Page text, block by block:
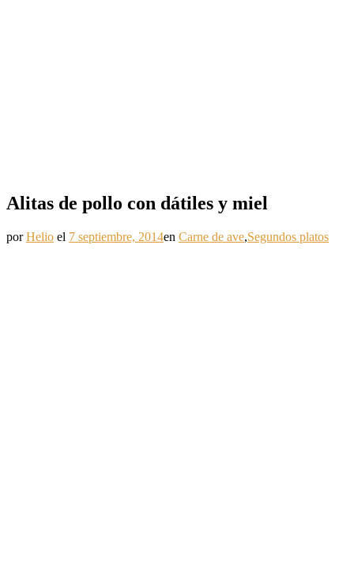
Alitas de pollo con dátiles y miel
porHelio el 7 septiembre, 2014en Carne de ave,Segundos platos